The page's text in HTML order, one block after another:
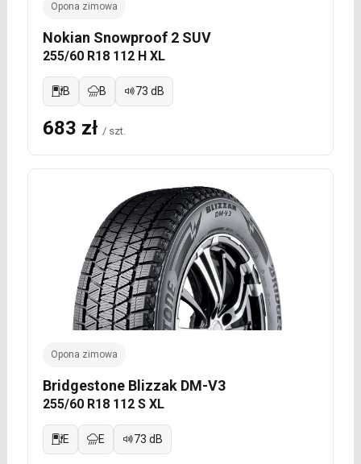
Opona zimowa
Nokian Snowproof 2 SUV
255/60 R18 112 H XL
B B 73 dB
683 zł / szt.
Opona zimowa
Bridgestone Blizzak DM-V3
255/60 R18 112 S XL
E E 73 dB